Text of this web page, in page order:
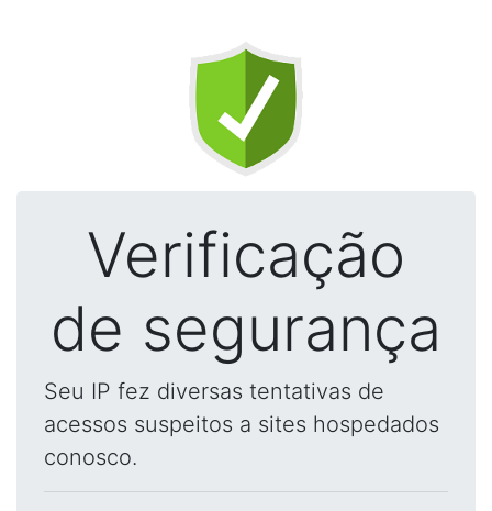
Verificação
de segurança
Seu IP fez diversas tentativas de
acessos suspeitos a sites hospedados
conosco.